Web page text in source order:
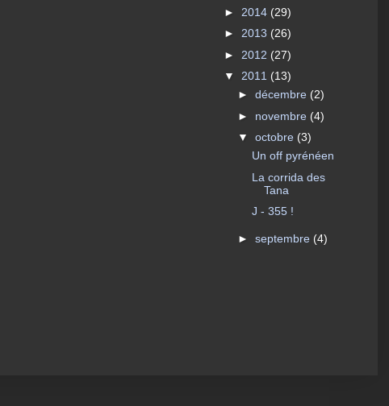
► 2014 (29)
► 2013 (26)
► 2012 (27)
▼ 2011 (13)
► décembre (2)
► novembre (4)
▼ octobre (3)
Un off pyrénéen
La corrida des
Tana
J - 355 !
► septembre (4)